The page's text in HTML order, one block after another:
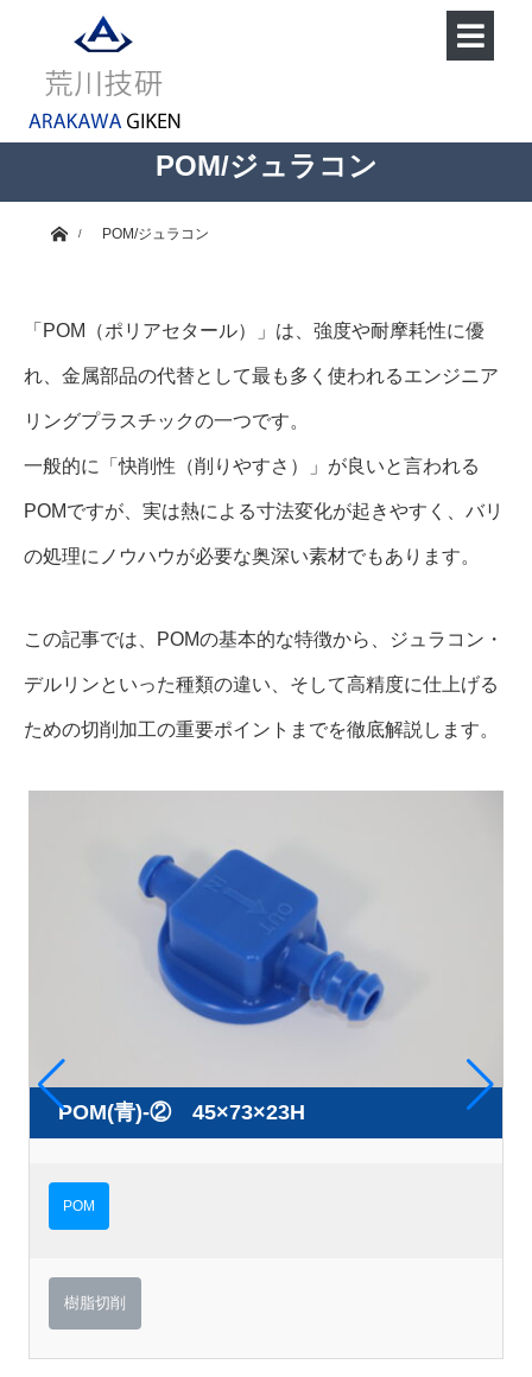
POM/ジュラコン
ホームPOM/ジュラコン
「POM（ポリアセタール）」は、強度や耐摩耗性に優
れ、金属部品の代替として最も多く使われるエンジニア
リングプラスチックの一つです。
一般的に「快削性（削りやすさ）」が良いと言われる
POMですが、実は熱による寸法変化が起きやすく、バリ
の処理にノウハウが必要な奥深い素材でもあります。
この記事では、POMの基本的な特徴から、ジュラコン・
デルリンといった種類の違い、そして高精度に仕上げる
ための切削加工の重要ポイントまでを徹底解説します。
POM(青)-② 45×73×23H
POM
樹脂切削